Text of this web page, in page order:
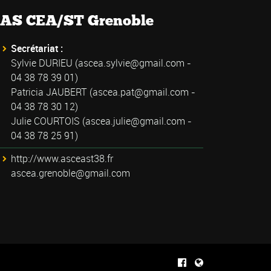
AS CEA/ST Grenoble
Secrétariat :
Sylvie DURIEU (ascea.sylvie@gmail.com -
04 38 78 39 01)
Patricia JAUBERT (ascea.pat@gmail.com -
04 38 78 30 12)
Julie COURTOIS (ascea.julie@gmail.com -
04 38 78 25 91)
http://www.asceast38.fr
ascea.grenoble@gmail.com